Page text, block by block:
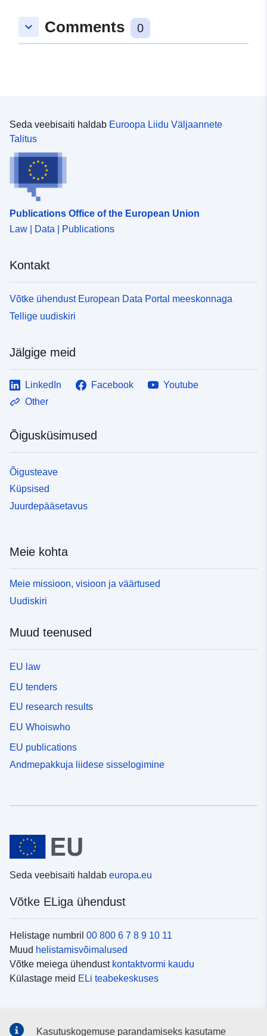
keyboard_arrow_down Comments 0
Seda veebisaiti haldab Euroopa Liidu Väljaannete
Talitus
Publications Office of the European Union
Law | Data | Publications
Kontakt
Võtke ühendust European Data Portal meeskonnaga
Tellige uudiskiri
Jälgige meid
LinkedIn Facebook
Youtube
Other
Õigusküsimused
Õigusteave
Küpsised
Juurdepääsetavus
Meie kohta
Meie missioon, visioon ja väärtused
Uudiskiri
Muud teenused
EU law
EU tenders
EU research results
EU Whoiswho
EU publications
Andmepakkuja liidese sisselogimine
Seda veebisaiti haldab europa.eu
Võtke ELiga ühendust
Helistage numbril 00 800 6 7 8 9 10 11
Muud helistamisvõimalused
Võtke meiega ühendust kontaktvormi kaudu
Külastage meid ELi teabekeskuses
Kasutuskogemuse parandamiseks kasutame